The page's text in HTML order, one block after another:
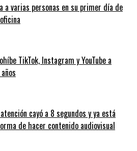
a varias personas en su primer día de
TikTok, Instagram y YouTube a
cayó a 8 segundos y ya está
de hacer contenido audiovisual